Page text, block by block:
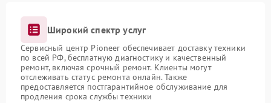
Широкий спектр услуг
Сервисный центр Pioneer обеспечивает доставку техники
по всей РФ, бесплатную диагностику и качественный
ремонт, включая срочный ремонт. Клиенты могут
отслеживать статус ремонта онлайн. Также
предоставляется постгарантийное обслуживание для
продления срока службы техники